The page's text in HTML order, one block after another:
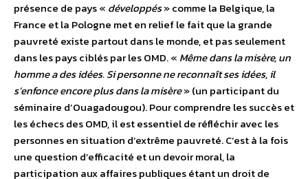
présence de pays « développés» comme la Belgique, la
France et la Pologne met en relief le fait que la grande
pauvreté existe partout dans le monde, et pas seulement
dans les pays ciblés par les OMD. « Même dans la misère, un
homme a des idées. Si personne ne reconnaît ses idées, il
s’enfonce encore plus dans la misère» (un participant du
séminaire d’Ouagadougou). Pour comprendre les succès et
les échecs des OMD, il est essentiel de réfléchir avec les
personnes en situation d’extrême pauvreté. C’est à la fois
une question d’efficacité et un devoir moral, la
participation aux affaires publiques étant un droit de